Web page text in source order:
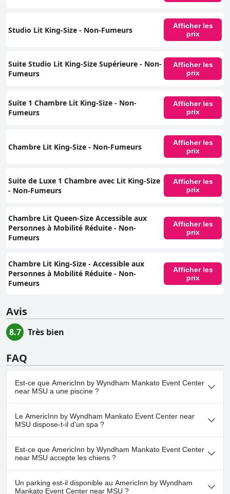
Studio Lit King-Size - Non-Fumeurs
Afficher les
prix
Suite Studio Lit King-Size Supérieure - Non-
Fumeurs
Afficher les
prix
Suite 1 Chambre Lit King-Size - Non-
Fumeurs
Afficher les
prix
Chambre Lit King-Size - Non-Fumeurs
Afficher les
prix
Suite de Luxe 1 Chambre avec Lit King-Size
- Non-Fumeurs
Afficher les
prix
Chambre Lit Queen-Size Accessible aux
Personnes à Mobilité Réduite - Non-
Fumeurs
Afficher les
prix
Chambre Lit King-Size - Accessible aux
Personnes à Mobilité Réduite - Non-
Fumeurs
Afficher les
prix
Avis
8.7 Très bien
FAQ
Est-ce que AmericInn by Wyndham Mankato Event Center
near MSU a une piscine ?
Oui, AmericInn by Wyndham Mankato Event Center near MSU
dispose de piscine(s) appartenant à une ou plusieurs des
catégories suivantes : Piscine Chauffée, Piscine Intérieure.
Le AmericInn by Wyndham Mankato Event Center near
MSU dispose-t-il d'un spa ?
Non, il n'y a pas de spa à AmericInn by Wyndham Mankato Event
Center near MSU.
Est-ce que AmericInn by Wyndham Mankato Event Center
near MSU accepte les chiens ?
Non, AmericInn by Wyndham Mankato Event Center near MSU
n'accepte pas les chiens.
Un parking est-il disponible au AmericInn by Wyndham
Mankato Event Center near MSU ?